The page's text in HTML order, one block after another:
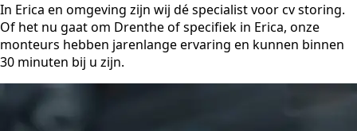
In Erica en omgeving zijn wij dé specialist voor cv storing.
Of het nu gaat om Drenthe of specifiek in Erica, onze
monteurs hebben jarenlange ervaring en kunnen binnen
30 minuten bij u zijn.